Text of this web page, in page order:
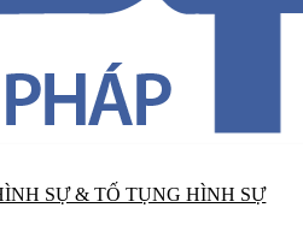
SỰ & TỐ TỤNG HÌNH SỰ